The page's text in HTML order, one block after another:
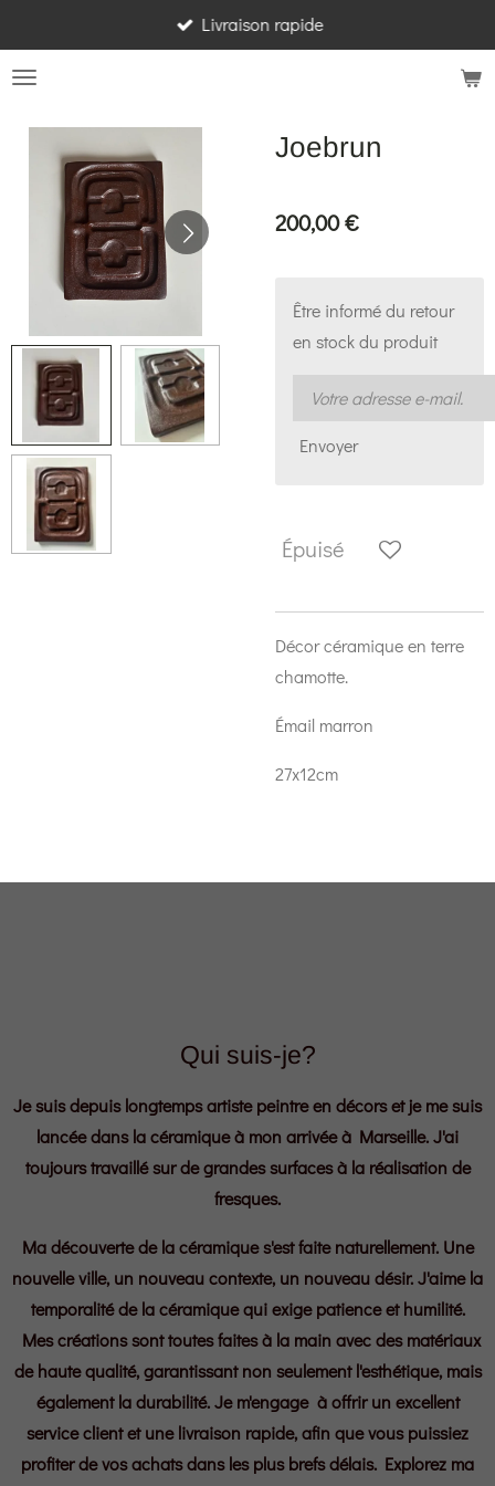
au
contenu
Livraison rapide
Joebrun
200,00 €
Être informé du retour
en stock du produit
Envoyer
Épuisé
Décor céramique en terre
chamotte.
Émail marron
27x12cm
Qui suis-je?
Je suis depuis longtemps artiste peintre en décors et je me suis
lancée dans la céramique à mon arrivée à Marseille. J'ai
toujours travaillé sur de grandes surfaces à la réalisation de
fresques.
Ma découverte de la céramique s'est faite naturellement. Une
nouvelle ville, un nouveau contexte, un nouveau désir. J'aime la
temporalité de la céramique qui exige patience et humilité.
Mes créations sont toutes faites à la main avec des matériaux
de haute qualité, garantissant non seulement l'esthétique, mais
également la durabilité. Je m'engage à offrir un excellent
service client et une livraison rapide, afin que vous puissiez
profiter de vos achats dans les plus brefs délais. Explorez ma